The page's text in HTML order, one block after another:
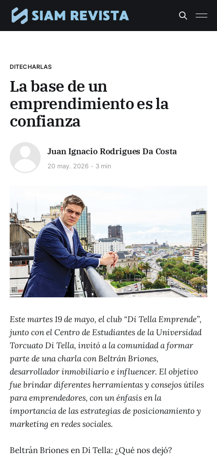
DITECHARLAS
La base de un
emprendimiento es la
confianza
Juan Ignacio Rodrigues Da Costa
20 may. 2026 3 min
Este martes 19 de mayo, el club “Di Tella Emprende”,
junto con el Centro de Estudiantes de la Universidad
Torcuato Di Tella, invitó a la comunidad a formar
parte de una charla con Beltrán Briones,
desarrollador inmobiliario e influencer. El objetivo
fue brindar diferentes herramientas y consejos útiles
para emprendedores, con un énfasis en la
importancia de las estrategias de posicionamiento y
marketing en redes sociales.
Beltrán Briones en Di Tella: ¿Qué nos dejó?